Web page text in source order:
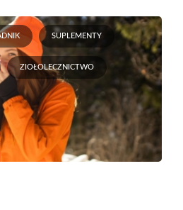
SUPLEMENTY
ZIOŁOLECZNICTWO